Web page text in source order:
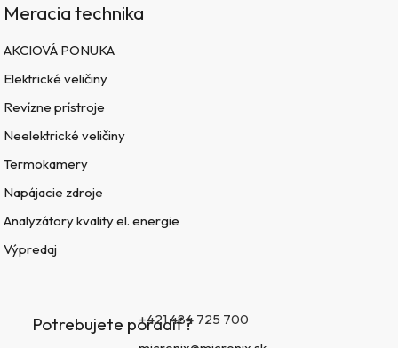
Meracia technika
AKCIOVÁ PONUKA
Elektrické veličiny
Revízne prístroje
Neelektrické veličiny
Termokamery
Napájacie zdroje
Analyzátory kvality el. energie
Výpredaj
Potrebujete poradiť?+421 484 725 700